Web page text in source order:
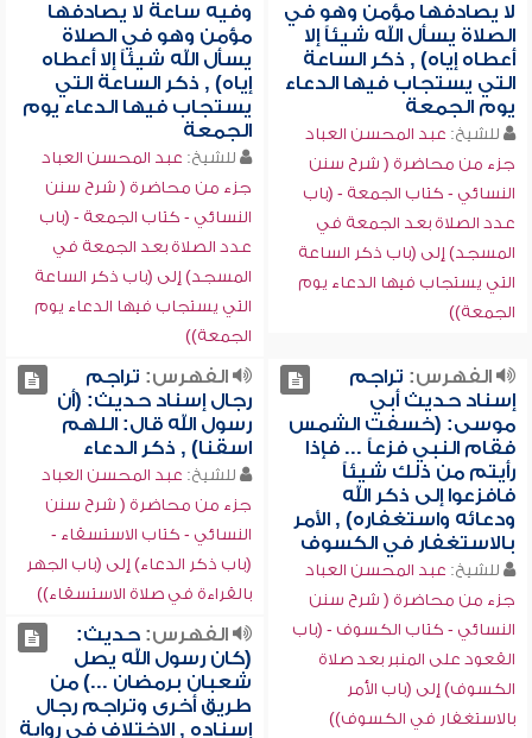
لا يصادفها مؤمن وهو في
الصلاة يسأل الله شيئاً إلا
أعطاه إياه) , ذكر الساعة
التي يستجاب فيها الدعاء
يوم الجمعة
للشيخ: عبد المحسن العباد
جزء من محاضرة ( شرح سنن
النسائي - كتاب الجمعة - (باب
عدد الصلاة بعد الجمعة في
المسجد) إلى (باب ذكر الساعة
التي يستجاب فيها الدعاء يوم
الجمعة))
وفيه ساعة لا يصادفها
مؤمن وهو في الصلاة
يسأل الله شيئاً إلا أعطاه
إياه) , ذكر الساعة التي
يستجاب فيها الدعاء يوم
الجمعة
للشيخ: عبد المحسن العباد
جزء من محاضرة ( شرح سنن
النسائي - كتاب الجمعة - (باب
عدد الصلاة بعد الجمعة في
المسجد) إلى (باب ذكر الساعة
التي يستجاب فيها الدعاء يوم
الجمعة))
الفهرس: تراجم
إسناد حديث أبي
موسى: (خسفت الشمس
فقام النبي فزعاً ... فإذا
رأيتم من ذلك شيئاً
فافزعوا إلى ذكر الله
ودعائه واستغفاره) , الأمر
بالاستغفار في الكسوف
للشيخ: عبد المحسن العباد
جزء من محاضرة ( شرح سنن
النسائي - كتاب الكسوف - (باب
القعود على المنبر بعد صلاة
الكسوف) إلى (باب الأمر
بالاستغفار في الكسوف))
الفهرس: تراجم
رجال إسناد حديث: (أن
رسول الله قال: اللهم
اسقنا) , ذكر الدعاء
للشيخ: عبد المحسن العباد
جزء من محاضرة ( شرح سنن
النسائي - كتاب الاستسقاء -
(باب ذكر الدعاء) إلى (باب الجهر
بالقراءة في صلاة الاستسقاء))
الفهرس:حديث:
(كان رسول الله يصل
شعبان برمضان ...) من
طريق أخرى وتراجم رجال
إسناده , الاختلاف في رواية